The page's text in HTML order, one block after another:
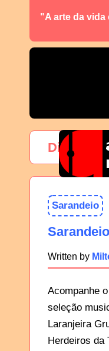
"A arte da vida
Dia: 15
Sarandeio
Written by
Acompanhe
seleção
Laranjeira
Herdeiros da